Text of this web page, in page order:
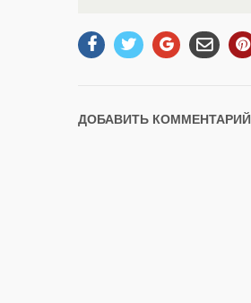
ДОБАВИТЬ КОММЕНТАРИЙ